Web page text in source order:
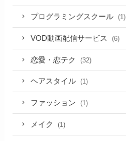
プログラミングスクール (1)
VOD動画配信サービス (6)
恋愛・恋テク (32)
ヘアスタイル (1)
ファッション (1)
メイク (1)